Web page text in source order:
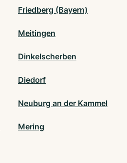
Friedberg (Bayern)
Meitingen
Dinkelscherben
Diedorf
Neuburg an der Kammel
Mering